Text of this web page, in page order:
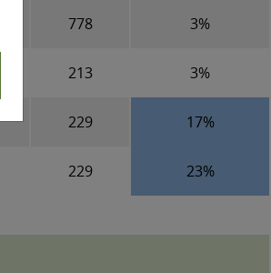
778 3%
213 3%
229 17%
229 23%